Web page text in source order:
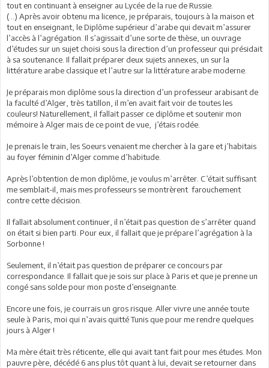
tout en continuant à enseigner au Lycée de la rue de Russie.
(…) Après avoir obtenu ma licence, je préparais, toujours à la maison et
tout en enseignant, le Diplôme supérieur d’arabe qui devait m’assurer
l’accès à l’agrégation. Il s’agissait d’une sorte de thèse, un ouvrage
d’études sur un sujet choisi sous la direction d’un professeur qui présidait
à sa soutenance. Il fallait préparer deux sujets annexes, un sur la
littérature arabe classique et l’autre sur la littérature arabe moderne.
Je préparais mon diplôme sous la direction d’un professeur arabisant de
la faculté d’Alger, très tatillon, il m’en avait fait voir de toutes les
couleurs! Naturellement, il fallait passer ce diplôme et soutenir mon
mémoire à Alger mais de ce point de vue, j’étais rodée.
Je prenais le train, les Soeurs venaient me chercher à la gare et j’habitais
au foyer féminin d’Alger comme d’habitude.
Après l’obtention de mon diplôme, je voulus m’arrêter. C’était suffisant
me semblait-il, mais mes professeurs se montrèrent farouchement
contre cette décision.
Il fallait absolument continuer, il n’était pas question de s’arrêter quand
on était si bien parti. Pour eux, il fallait que je prépare l’agrégation à la
Sorbonne !
Seulement, il n’était pas question de préparer ce concours par
correspondance. Il fallait que je sois sur place à Paris et que je prenne un
congé sans solde pour mon poste d’enseignante.
Encore une fois, je courrais un gros risque. Aller vivre une année toute
seule à Paris, moi qui n’avais quitté Tunis que pour me rendre quelques
jours à Alger !
Ma mère était très réticente, elle qui avait tant fait pour mes études. Mon
pauvre père, décédé 6 ans plus tôt quant à lui, devait se retourner dans